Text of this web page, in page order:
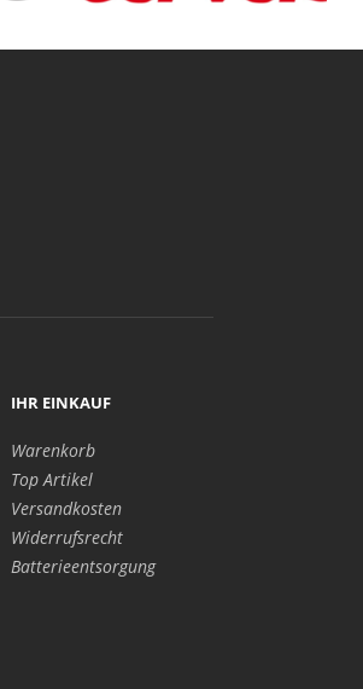
IHR EINKAUF
Warenkorb
Top Artikel
Versandkosten
Widerrufsrecht
Batterieentsorgung